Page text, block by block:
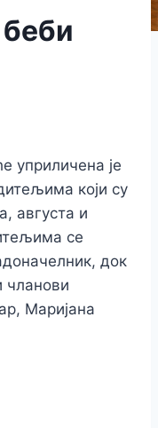
уприличена је
који су
августа и
се
док
чланови
Маријана